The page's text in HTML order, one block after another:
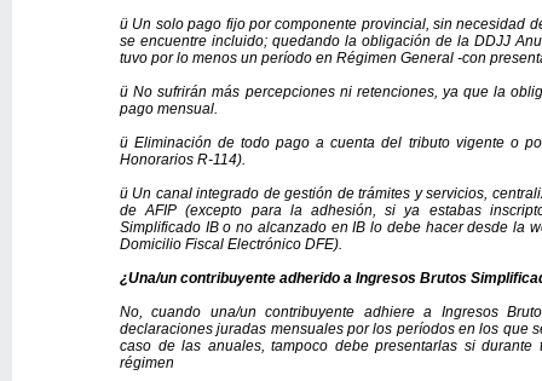
ü Un solo pago fijo por componente provincial, sin necesidad
se encuentre incluido; quedando la obligación de la DDJJ
tuvo por lo menos un período en Régimen General -con
ü No sufrirán más percepciones ni retenciones, ya que la
pago mensual.
ü Eliminación de todo pago a cuenta del tributo vigente o
Honorarios R-114).
ü Un canal integrado de gestión de trámites y servicios,
de AFIP (excepto para la adhesión, si ya estabas
Simplificado IB o no alcanzado en IB lo debe hacer desde la
Domicilio Fiscal Electrónico DFE).
¿Una/un contribuyente adherido a Ingresos Brutos
No, cuando una/un contribuyente adhiere a Ingresos
declaraciones juradas mensuales por los períodos en los que
caso de las anuales, tampoco debe presentarlas si
régimen